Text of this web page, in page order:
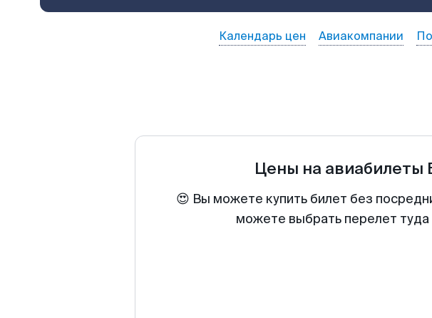
Календарь цен Авиакомпании
Цены на авиабилеты
😍 Вы можете купить билет без
можете выбрать перелет